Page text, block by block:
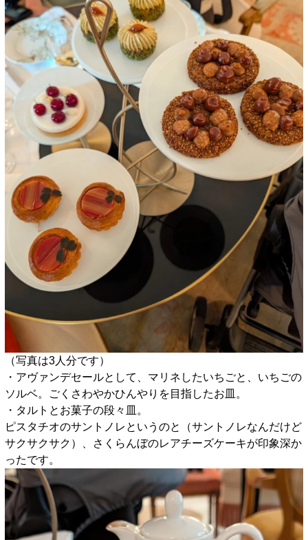
（写真は3人分です）
・アヴァンデセールとして、マリネしたいちごと、いちごの
ソルベ。ごくさわやかひんやりを目指したお皿。
・タルトとお菓子の段々皿。
ピスタチオのサントノレというのと（サントノレなんだけど
サクサクサク）、さくらんぼのレアチーズケーキが印象深か
ったです。